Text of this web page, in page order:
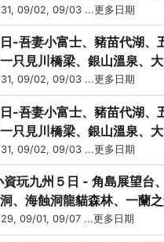
09/02, 09/03 ...更多日期
-吾妻小富士、豬苗代湖、
只見川橋梁、銀山溫泉、
09/02, 09/03 ...更多日期
-吾妻小富士、豬苗代湖、
只見川橋梁、銀山溫泉、
09/02, 09/03 ...更多日期
資玩九州５日 - 角島展望台
、海蝕洞龍貓森林、一蘭
09/01, 09/07 ...更多日期